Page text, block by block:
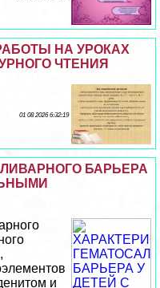
НА УРОКАХ
ЧТЕНИЯ
01 08 2026 6:32:19
БАРЬЕРА
и